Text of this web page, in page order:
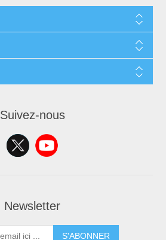
Suivez-nous
Newsletter
S'ABONNER